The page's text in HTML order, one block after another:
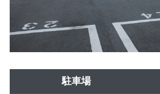
駐車場